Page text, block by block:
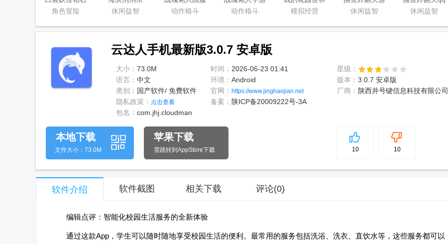
游戏移植版
角色冒险
2026安卓版
休闲益智
联机版
Legends)
动作格斗
九游版
动作格斗
最新版
模拟经营
戏正版
休闲益智
登录版
休闲益智
云达人手机最新版3.0.7 安卓版
大小： 73.0M 时间： 2026-06-23 01:41
星级：
语言： 中文 环境： Android 版本： 3.0.7 安卓版
类别： 国产软件/ 免费软件 官网： https://www.jinghaojian.net 厂商： 陕西井号键信息科技有限公司
隐私政策： 点击查看 备案： 陕ICP备20009222号-3A
包名： com.jhj.cloudman
5
10 10
本地下载
文件大小：73.0M
苹果下载
需跳转到AppStore下载
软件介绍 软件截图 相关下载 评论(0)
编辑点评：智能化校园生活服务的全新体验
通过这款App，学生可以随时随地享受校园生活的便利。最常用的服务包括洗浴、洗衣、直饮水等，这些服务都可以